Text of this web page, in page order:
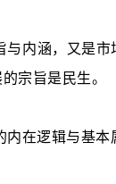
与内涵，又是
宗旨是民生。
内在逻辑与基